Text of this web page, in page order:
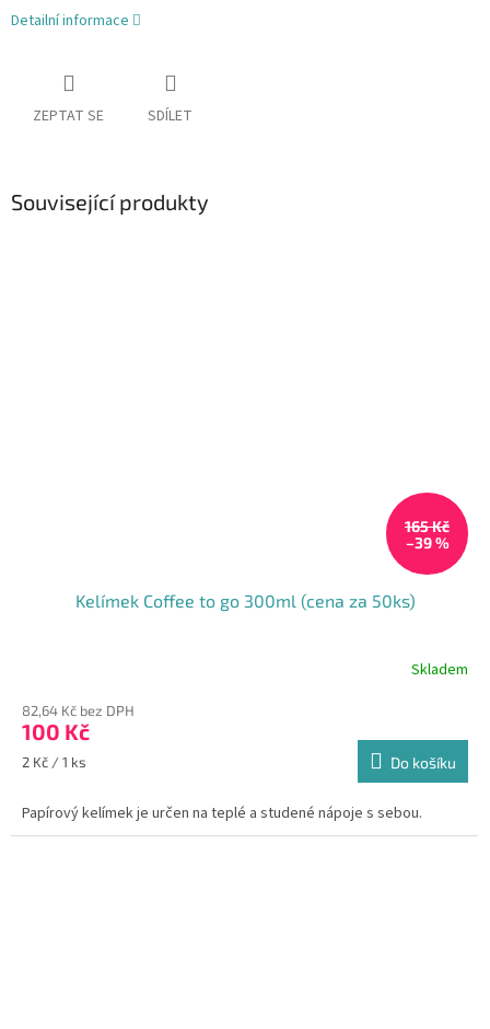
Detailní informace
ZEPTAT SE SDÍLET
Související produkty
165 Kč
–39 %
Kelímek Coffee to go 300ml (cena za 50ks)
produktu
je
5,0
hvězdiček.
Skladem
82,64 Kč bez DPH
100 Kč
Měrná
2 Kč / 1 ks Do košíku
Papírový kelímek je určen na teplé a studené nápoje s sebou.